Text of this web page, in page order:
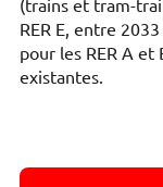
(trains et tram-
RER E, entre
pour les RER A
existantes.